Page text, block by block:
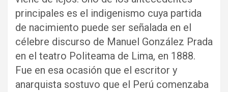
principales es el indigenismo cuya partida
de nacimiento puede ser señalada en el
célebre discurso de Manuel González Prada
en el teatro Politeama de Lima, en 1888.
Fue en esa ocasión que el escritor y
anarquista sostuvo que el Perú comenzaba